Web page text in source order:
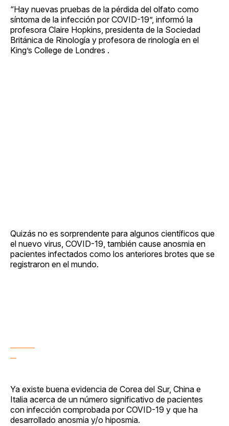
“Hay nuevas pruebas de la pérdida del olfato como
síntoma de la infección por COVID-19”, informó la
profesora Claire Hopkins, presidenta de la Sociedad
Británica de Rinología y profesora de rinología en el
King’s College de Londres .
Quizás no es sorprendente para algunos científicos que
el nuevo virus, COVID-19, también cause anosmia en
pacientes infectados como los anteriores brotes que se
registraron en el mundo.
Ya existe buena evidencia de Corea del Sur, China e
Italia acerca de un número significativo de pacientes
con infección comprobada por COVID-19 y que ha
desarrollado anosmia y/o hiposmia.